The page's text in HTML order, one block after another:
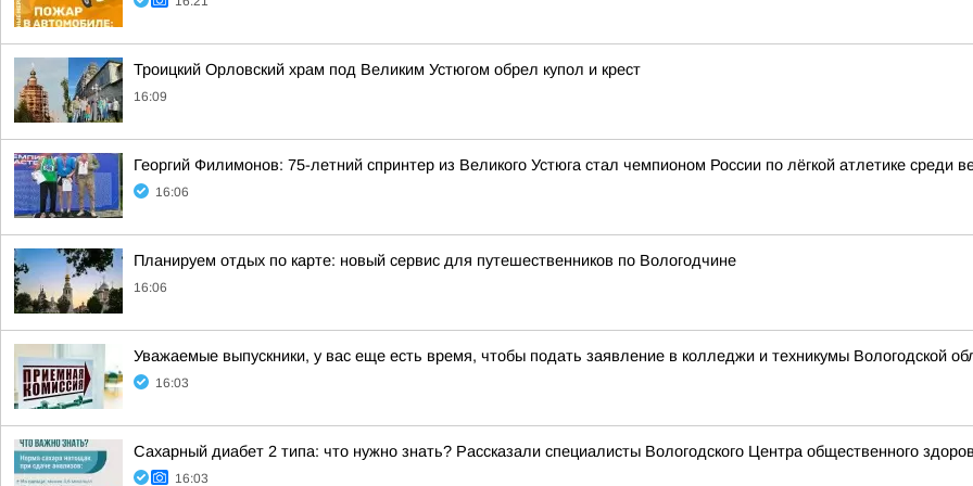
Троицкий Орловский храм под Великим Устюгом обрел купол и крест
16:09
Георгий Филимонов: 75-летний спринтер из Великого Устюга стал чемпионом России по лёгкой атлетике среди
16:06
Планируем отдых по карте: новый сервис для путешественников по Вологодчине
16:06
Уважаемые выпускники, у вас еще есть время, чтобы подать заявление в колледжи и техникумы Вологодской
16:03
Сахарный диабет 2 типа: что нужно знать? Рассказали специалисты Вологодского Центра общественного
16:03